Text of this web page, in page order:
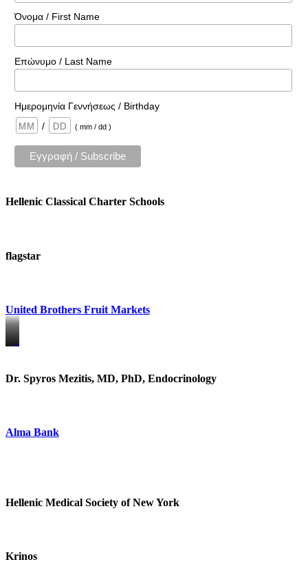
Όνομα / First Name
Επώνυμο / Last Name
Ημερομηνία Γεννήσεως / Birthday
/
( mm / dd )
Hellenic Classical Charter Schools
flagstar
United Brothers Fruit Markets
https://www.unitedbrothersfruitmarkets.com/
https://www.unitedbrothersfruitmarkets.com/
Dr. Spyros Mezitis, MD, PhD, Endocrinology
Alma Bank
Hellenic Medical Society of New York
Krinos